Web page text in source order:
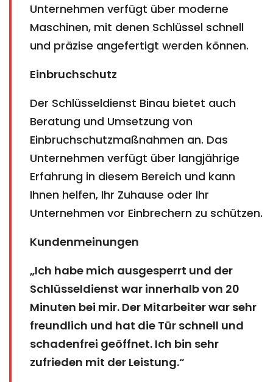
Unternehmen verfügt über moderne
Maschinen, mit denen Schlüssel schnell
und präzise angefertigt werden können.
Einbruchschutz
Der Schlüsseldienst Binau bietet auch
Beratung und Umsetzung von
Einbruchschutzmaßnahmen an. Das
Unternehmen verfügt über langjährige
Erfahrung in diesem Bereich und kann
Ihnen helfen, Ihr Zuhause oder Ihr
Unternehmen vor Einbrechern zu schützen.
Kundenmeinungen
„Ich habe mich ausgesperrt und der
Schlüsseldienst war innerhalb von 20
Minuten bei mir. Der Mitarbeiter war sehr
freundlich und hat die Tür schnell und
schadenfrei geöffnet. Ich bin sehr
zufrieden mit der Leistung.“